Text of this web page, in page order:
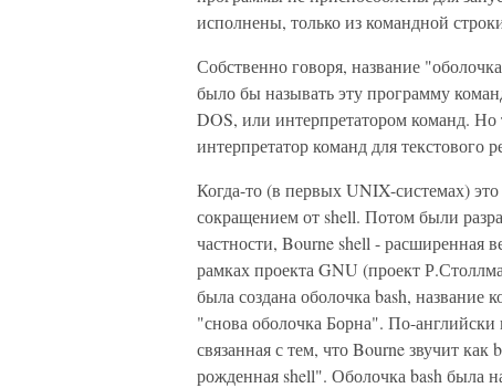
исполнены, только из командной
Собственно говоря, название
было бы называть эту программу
DOS, или интерпретатором команд.
интерпретатор команд для текстового
Когда-то (в первых UNIX-системах)
сокращением от shell. Потом были
частности, Bourne shell - расширенная
рамках проекта GNU (проект
была создана оболочка bash, название
"снова оболочка Борна". По-английски
связанная с тем, что Bourne звучит
рожденная shell". Оболочка bash была